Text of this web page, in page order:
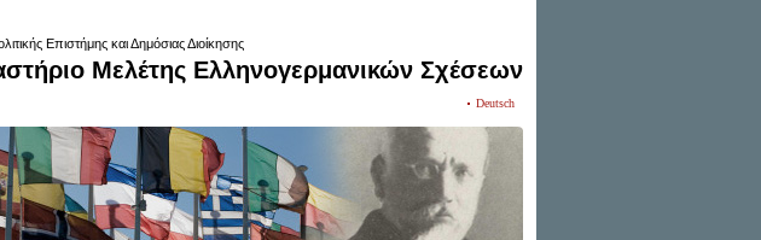
Επιστήμης και Δημόσιας Διοίκησης
Μελέτης Ελληνογερμανικών Σχέσεων
Deutsch